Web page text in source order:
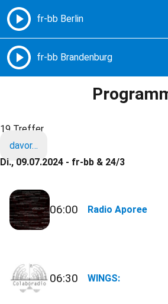
Freie Radios – Berlin
19 Treffer
davor…
Di., 09.07.2024 - fr-bb & 24/3
06:00 Radio Aporee
06:30 WINGS: